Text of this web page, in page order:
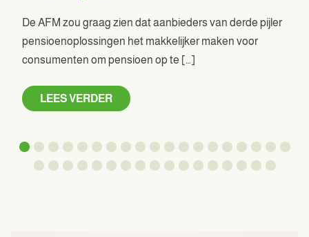
De AFM zou graag zien dat aanbieders van derde pijler
pensioenoplossingen het makkelijker maken voor
consumenten om pensioen op te […]
LEES VERDER